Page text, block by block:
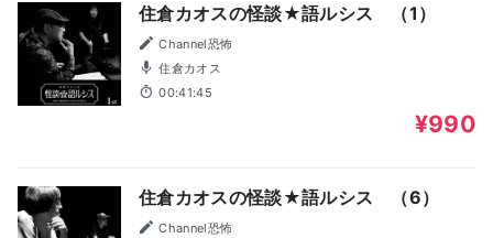
住倉カオスの怪談★語ルシス （1）
Channel恐怖
住倉カオス
00:41:45
¥990
住倉カオスの怪談★語ルシス （6）
Channel恐怖